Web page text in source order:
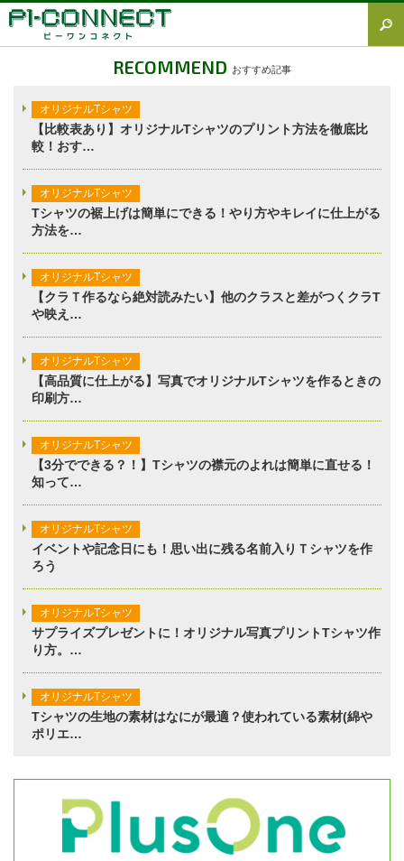
オリジナルTシャツ
オリジナルウェア
ブランド徹底解説
プラスワン
加工方法徹底解説
調査レポート
RECOMMEND おすすめ記事
オリジナルTシャツ
【比較表あり】オリジナルTシャツのプリント方法を徹底比
較！おす…
オリジナルTシャツ
Tシャツの裾上げは簡単にできる！やり方やキレイに仕上がる
方法を…
オリジナルTシャツ
【クラＴ作るなら絶対読みたい】他のクラスと差がつくクラT
や映え…
オリジナルTシャツ
【高品質に仕上がる】写真でオリジナルTシャツを作るときの
印刷方…
オリジナルTシャツ
【3分でできる？！】Tシャツの襟元のよれは簡単に直せる！
知って…
オリジナルTシャツ
イベントや記念日にも！思い出に残る名前入りＴシャツを作
ろう
オリジナルTシャツ
サプライズプレゼントに！オリジナル写真プリントTシャツ作
り方。…
オリジナルTシャツ
Tシャツの生地の素材はなにが最適？使われている素材(綿や
ポリエ…